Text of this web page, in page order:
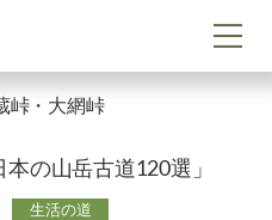
峠・大網峠
の山岳古道120選」
生活の道